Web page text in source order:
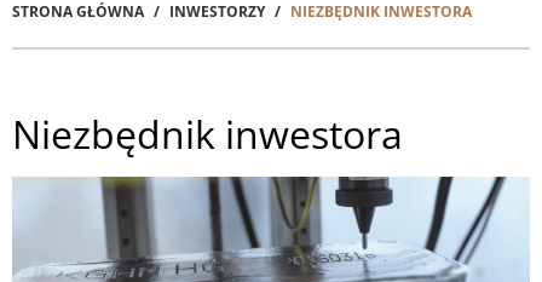
Ścieżka
STRONA GŁÓWNA INWESTORZY NIEZBĘDNIK INWESTORA
Niezbędnik inwestora